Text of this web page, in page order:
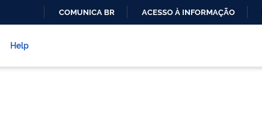
CONTEÚDO
COMUNICA BR ACESSO À INFORMAÇÃO
Help